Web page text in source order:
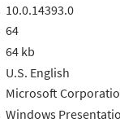
10.0.14393.0
64
64 kb
U.S. English
Microsoft
Windows